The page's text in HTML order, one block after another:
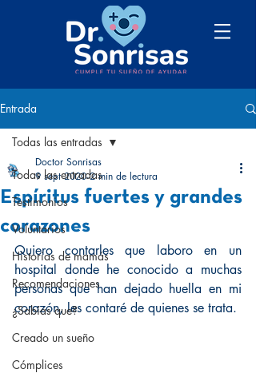
Entrada
Todas las entradas
Testimonios
Voluntarios
Historias de mamás
Recomendaciones
¿Sabías que?
Creado un sueño
Cómplices
Todas las entradas
Espíritus fuertes y grandes
corazones
Doctor Sonrisas
9 sept 2020 2 min de lectura
Quiero contarles que laboro en un
hospital donde he conocido a muchas
personas que han dejado huella en mi
corazón, les contaré de quienes se trata.